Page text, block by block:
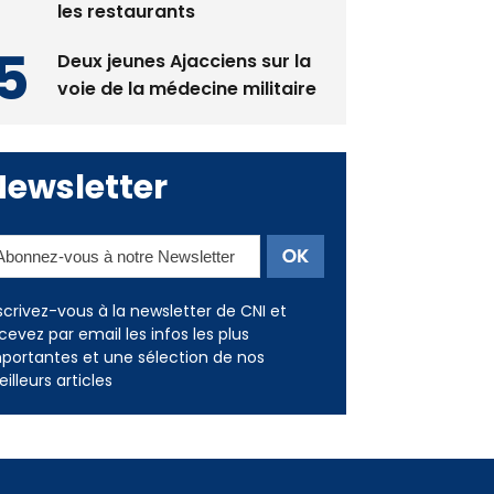
les restaurants
Deux jeunes Ajacciens sur la
voie de la médecine militaire
vous à la newsletter de CNI et
par email les infos les plus
et une sélection de nos
articles